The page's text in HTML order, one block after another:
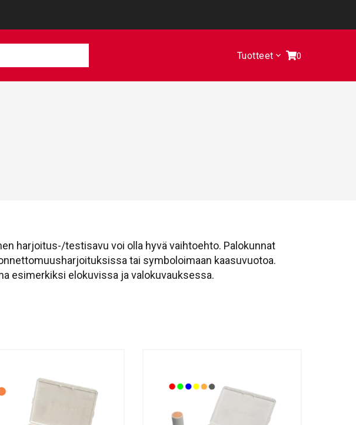
Tuotteet 0
harjoitus-/testisavu voi olla hyvä vaihtoehto. Palokunnat
tai symboloimaan kaasuvuotoa.
esimerkiksi elokuvissa ja valokuvauksessa.